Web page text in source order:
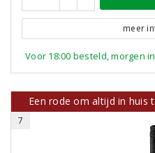
meer
Voor 18:00 besteld, morgen
Een rode om altijd in huis
7